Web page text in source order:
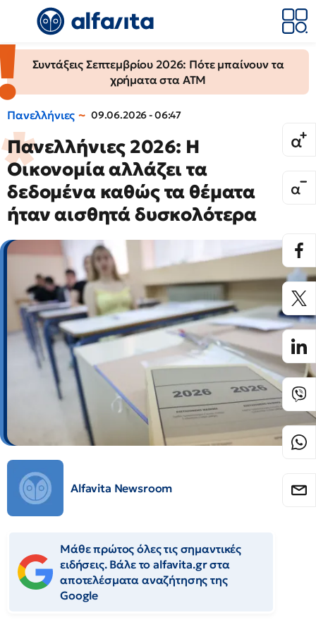
Συντάξεις Σεπτεμβρίου 2026: Πότε μπαίνουν τα
χρήματα στα ΑΤΜ
Πανελλήνιες 09.06.2026 - 06:47
Πανελλήνιες 2026: Η
Οικονομία αλλάζει τα
δεδομένα καθώς τα θέματα
ήταν αισθητά δυσκολότερα
Alfavita Newsroom
Μάθε πρώτος όλες τις σημαντικές
ειδήσεις. Βάλε το alfavita.gr στα
αποτελέσματα αναζήτησης της
Google